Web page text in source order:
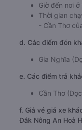
Giờ đến nơi
Thời gian
- Cần Thơ
d. Các điểm đón
Gia Nghĩa
e. Các điểm trả
Cần Thơ
f. Giá vé giá xe
Đắk Nông An Hoà